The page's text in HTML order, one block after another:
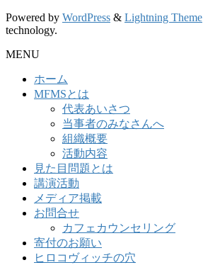
Powered by WordPress & Lightning Theme
technology.
MENU
ホーム
MFMSとは
代表あいさつ
当事者のみなさんへ
組織概要
活動内容
見た目問題とは
講演活動
メディア掲載
お問合せ
カフェカウンセリング
寄付のお願い
ヒロコヴィッチの穴